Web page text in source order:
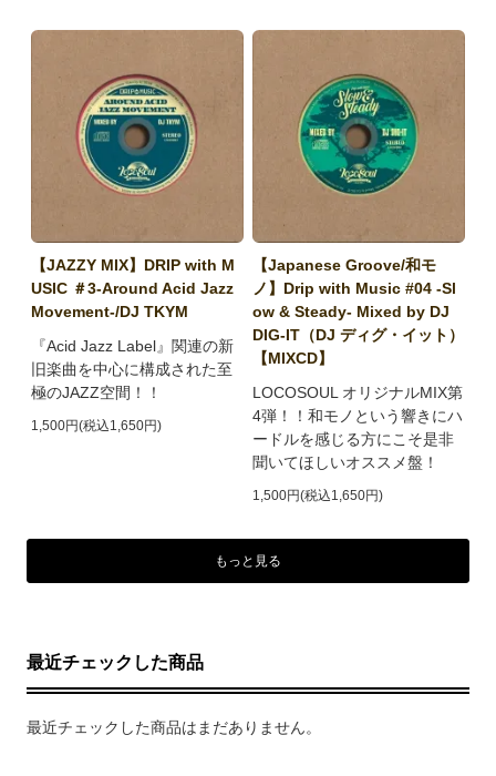
【JAZZY MIX】DRIP with M
USIC ＃3-Around Acid Jazz
Movement-/DJ TKYM
『Acid Jazz Label』関連の新
旧楽曲を中心に構成された至
極のJAZZ空間！！
1,500円(税込1,650円)
【Japanese Groove/和モ
ノ】Drip with Music #04 -Sl
ow & Steady- Mixed by DJ
DIG-IT（DJ ディグ・イット）
【MIXCD】
LOCOSOUL オリジナルMIX第
4弾！！和モノという響きにハ
ードルを感じる方にこそ是非
聞いてほしいオススメ盤！
1,500円(税込1,650円)
もっと見る
最近チェックした商品
最近チェックした商品はまだありません。